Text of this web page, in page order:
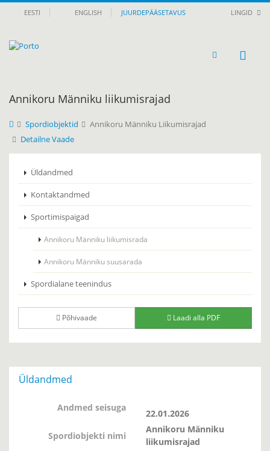
EESTI ENGLISH JUURDEPÄÄSETAVUS LINGID
Annikoru Männiku liikumisrajad
Spordiobjektid
Annikoru Männiku Liikumisrajad
Detailne Vaade
Üldandmed
Kontaktandmed
Sportimispaigad
Annikoru Männiku liikumisrada
Annikoru Männiku suusarada
Spordialane teenindus
Põhivaade Laadi alla PDF
Üldandmed
Andmed seisuga
22.01.2026
Spordiobjekti nimi
Annikoru Männiku
liikumisrajad